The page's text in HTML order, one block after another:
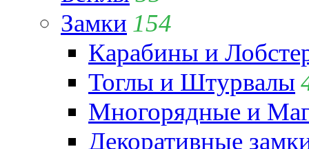
Замки 154
Карабины и
Тоглы и Штурвалы
Многорядные и
Декоративные